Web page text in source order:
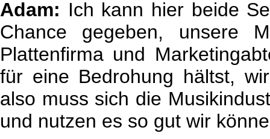
Adam: Ich kann hier beide
Chance gegeben, unsere
Plattenfirma und
für eine Bedrohung hältst,
also muss sich die
und nutzen es so gut wir